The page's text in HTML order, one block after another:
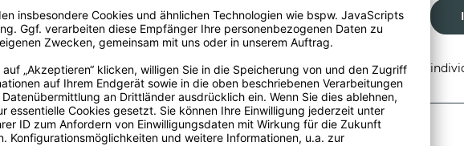
Stk
Größere Stückzahl? Anfrage stellen und
Sicherer Kauf Auf Rechnung Produktion in Deutschland